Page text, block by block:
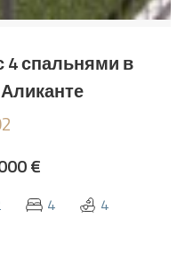
спальнями в
€
4 4